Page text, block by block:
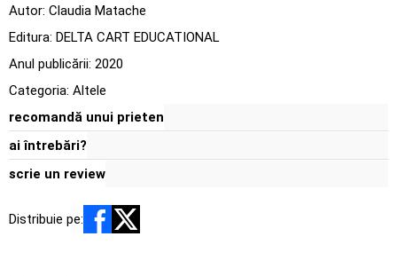
Autor: Claudia Matache
Editura: DELTA CART EDUCATIONAL
Anul publicării: 2020
Categoria: Altele
recomandă unui prieten
ai întrebări?
scrie un review
Distribuie pe: